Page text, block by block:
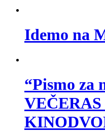
Idemo na
“Pismo za